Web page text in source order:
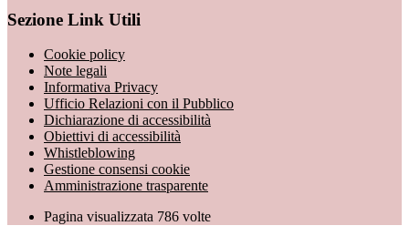
Sezione Link Utili
Cookie policy
Note legali
Informativa Privacy
Ufficio Relazioni con il Pubblico
Dichiarazione di accessibilità
Obiettivi di accessibilità
Whistleblowing
Gestione consensi cookie
Amministrazione trasparente
Pagina visualizzata 786 volte